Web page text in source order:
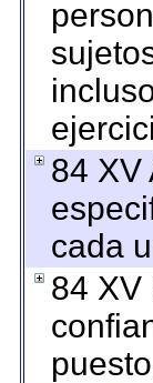
84 XV
cada
84 XV